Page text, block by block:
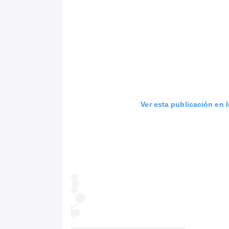
Ver esta publicación en